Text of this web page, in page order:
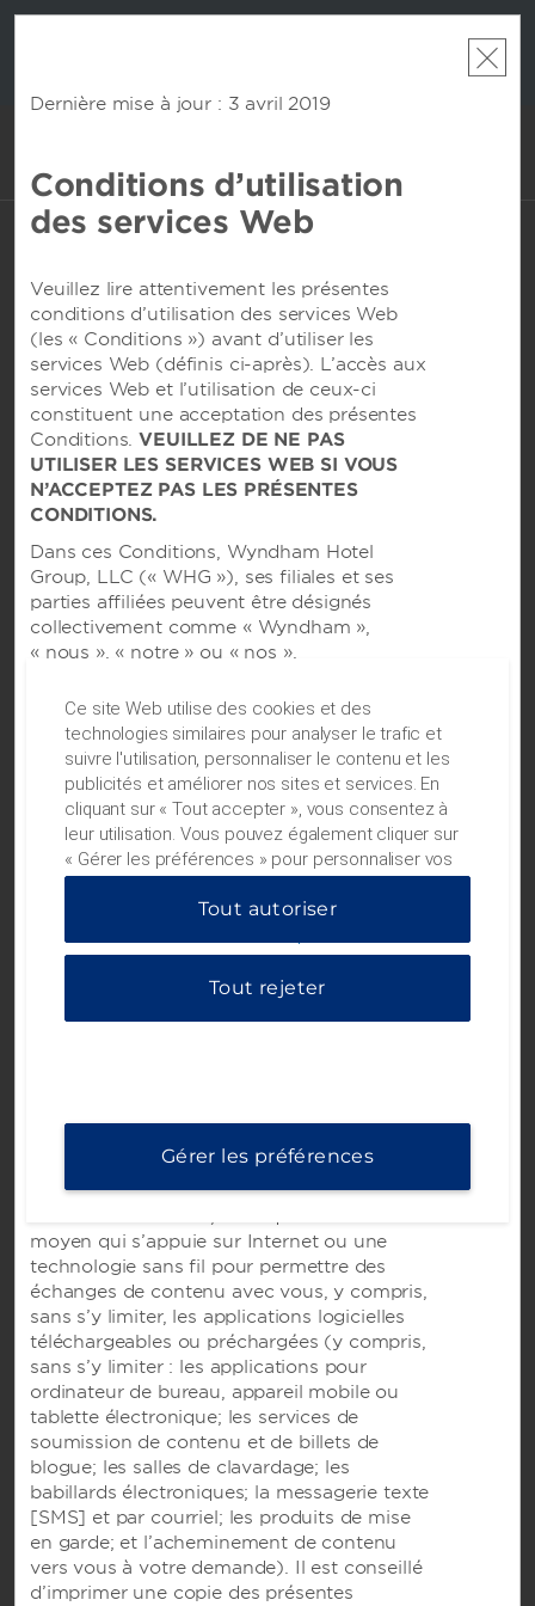
les
points
COMPTE
Dernière mise à jour : 3 avril 2019
Conditions d’utilisation
des services Web
Veuillez lire attentivement les présentes
conditions d’utilisation des services Web
(les « Conditions ») avant d’utiliser les
services Web (définis ci-après). L’accès aux
services Web et l’utilisation de ceux-ci
constituent une acceptation des présentes
Conditions.VEUILLEZ DE NE PAS
UTILISER LES SERVICES WEB SI VOUS
N’ACCEPTEZ PAS LES PRÉSENTES
CONDITIONS.
Dans ces Conditions, Wyndham Hotel
Group, LLC (« WHG »), ses filiales et ses
parties affiliées peuvent être désignés
collectivement comme « Wyndham »,
« nous », « notre » ou « nos ».
tous les programmes de fidélisation peuvent
être collectivement appelés « programmes
de fidélisation ». Ces Conditions constituent
un accord contractuel entre vous (« vous »,
« votre » ou « vos ») et nous concernant
votre utilisation des services couverts par
les présentes conditions (« services Web »).
Les présentes Conditions s’appliquent au
programme de fidélisation Wyndham
marques suivantes : Wyndham Grand®;
Wyndham; Wyndham Garden®; Dolce Hotels
& Resorts®; La Quinta®; TRYP by Wyndham®;
Dazzler®; Esplendor®; Wingate by
Howard Johnson®; Travelodge®; et
Les services Web englobent nos sites Web
moyen qui s’appuie sur Internet ou une
technologie sans fil pour permettre des
échanges de contenu avec vous, y compris,
sans s’y limiter, les applications logicielles
téléchargeables ou préchargées (y compris,
sans s’y limiter : les applications pour
ordinateur de bureau, appareil mobile ou
tablette électronique; les services de
soumission de contenu et de billets de
blogue; les salles de clavardage; les
babillards électroniques; la messagerie texte
[SMS] et par courriel; les produits de mise
en garde; et l’acheminement de contenu
vers vous à votre demande). Il est conseillé
d’imprimer une copie des présentes
Nous joindre
Nos marques
Hôtels de Wyndham
Locations de vacances, complexes hôteliers et
condos
Ce site utilise des cookies afin que nous puissions nous souvenir de vous et comprendre
comment vous et les autres visiteurs utilisez ce site et afin d'améliorer l'expérience de
l'utilisateur.
En utilisant ce site Web, vous consentez à l'utilisation de cookies conformément aux
conditions de notre Avis de confidentialité.
Nous nous efforçons d’avoir un site Web accessible aux personnes handicapées. & Nbsp;
Toutefois, si vous rencontrez des difficultés pour utiliser notre site, veuillez nous
contacter à l'adresse suivante:accessibility@wyndham.com. Nous travaillerons avec
vous pour vous assurer un accès complet aux informations mises à la disposition du
Ce site Web utilise des cookies et des
technologies similaires pour analyser le trafic et
suivre l'utilisation, personnaliser le contenu et les
publicités et améliorer nos sites et services. En
cliquant sur « Tout accepter », vous consentez à
leur utilisation. Vous pouvez également cliquer sur
« Gérer les préférences » pour personnaliser vos
choix ou sur « Tout rejeter » pour n'autoriser que
les cookies essentiels. Pour plus d'informations,
Tout autoriser
Tout rejeter
Gérer les préférences